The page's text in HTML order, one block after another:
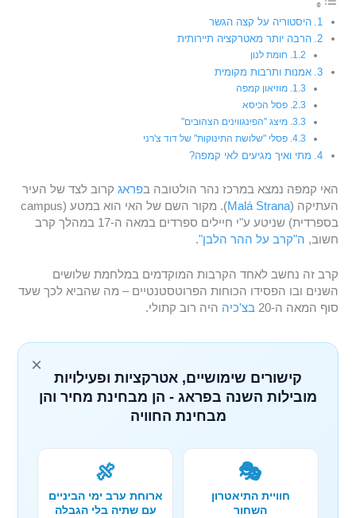
היסטוריה על קצה הגשר
הרבה יותר מאטרקציה תיירותית
חומת לנון
אמנות ותרבות מקומית
מוזיאון קמפה
פסל הכיסא
מיצג "הפינגווינים הצהובים"
פסלי "שלושת התינוקות" של דוד צ'רני
מתי ואיך מגיעים לאי קמפה?
האי קמפה נמצא במרכז נהר הולטובה בפראג קרוב לצד של העיר
העתיקה (Malá Strana
). מקור השם של האי הוא במטע (campus
בספרדית) שניטע ע"י חיילים ספרדים במאה ה-17 במהלך קרב
חשוב, ה"קרב על ההר הלבן".
קרב זה נחשב לאחד הקרבות המוקדמים במלחמת שלושים
השנים ובו הפסידו הכוחות הפרוטסטנטיים – מה שהביא לכך שעד
סוף המאה ה-20
בצ'כיה היה רוב קתולי.
×
קישורים שימושיים, אטרקציות ופעילויות
מובילות השנה בפראג - הן מבחינת מחיר והן
מבחינת החוויה
🎭
חוויית התיאטרון
השחור
🍖
ארוחת ערב ימי הביניים
עם שתיה בלי הגבלה